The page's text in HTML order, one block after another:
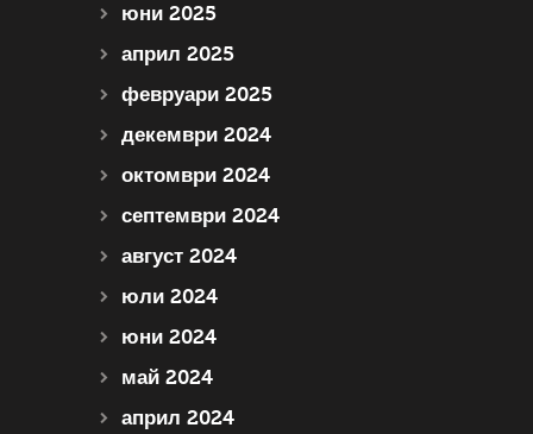
юни 2025
април 2025
февруари 2025
декември 2024
октомври 2024
септември 2024
август 2024
юли 2024
юни 2024
май 2024
април 2024